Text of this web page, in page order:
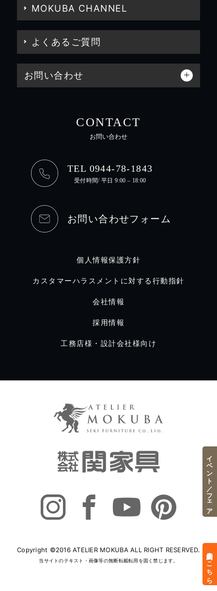
MOKUBA CHANNEL
よくあるご質問
お問い合わせ
CONTACT
お問い合わせ
TEL 0944-78-1843
受付時間/ 平日 9:00 – 18:00
お問い合わせフォーム
個人情報保護方針
カスタマーハラスメントに対する行動指針
会社情報
採用情報
工務店様・設計会社様向け
Copyright ©2016 ATELIER MOKUBA ALL RIGHT RESERVED.
当サイトのテキスト・画像等の無断転載転用を固く禁じます。 来店予約はこちら
イベント／フェア